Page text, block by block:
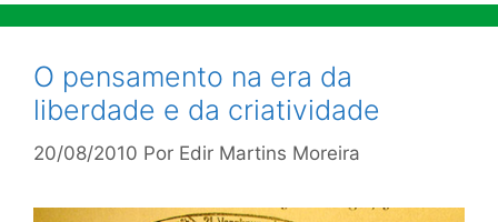
O pensamento na era da
liberdade e da criatividade
20/08/2010 Por Edir Martins Moreira